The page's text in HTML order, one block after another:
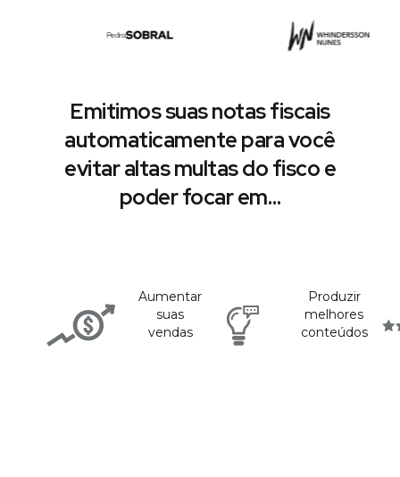
Emitimos suas notas fiscais
automaticamente para você
evitar altas multas do fisco e
poder focar em…
Aumentar
suas
vendas
Produzir
melhores
conteúdos